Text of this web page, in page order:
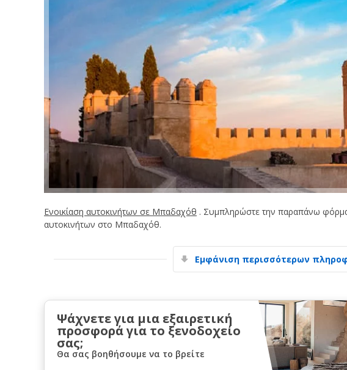
Ενοικίαση αυτοκινήτων σε Μπαδαχόθ . Συμπληρώστε την παραπάνω φόρμα
αυτοκινήτων στο Μπαδαχόθ.
Εμφάνιση περισσότερων
Ψάχνετε για μια εξαιρετική
προσφορά για το ξενοδοχείο
σας;
Θα σας βοηθήσουμε να το βρείτε